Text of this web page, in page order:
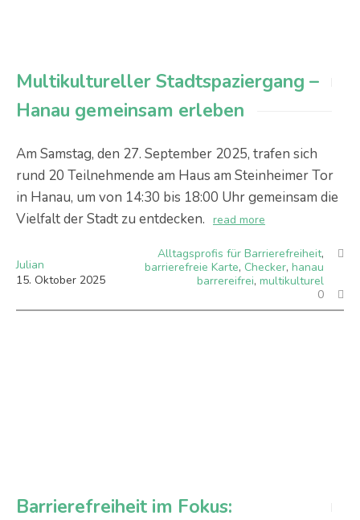
Multikultureller Stadtspaziergang –
Hanau gemeinsam erleben
Am Samstag, den 27. September 2025, trafen sich
rund 20 Teilnehmende am Haus am Steinheimer Tor
in Hanau, um von 14:30 bis 18:00 Uhr gemeinsam die
Vielfalt der Stadt zu entdecken. read more
Julian
15. Oktober 2025
Alltagsprofis für Barrierefreiheit,
barrierefreie Karte, Checker, hanau
barrereifrei, multikulturel
0
Barrierefreiheit im Fokus: